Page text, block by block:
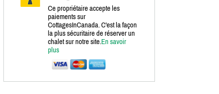
Ce propriétaire accepte les
paiements sur
CottagesInCanada. C'est la façon
la plus sécuritaire de réserver un
chalet sur notre site.En savoir
plus